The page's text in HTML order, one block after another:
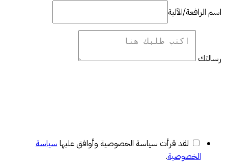
اسم الرافعة/الآلية
رسالتك
لقد قرأت سياسة الخصوصية وأوافق عليها سياسة
الخصوصية.